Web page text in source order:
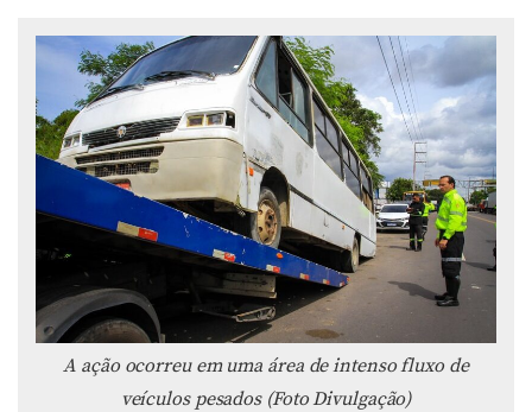
A ação ocorreu em uma área de intenso fluxo de
veículos pesados (Foto Divulgação)